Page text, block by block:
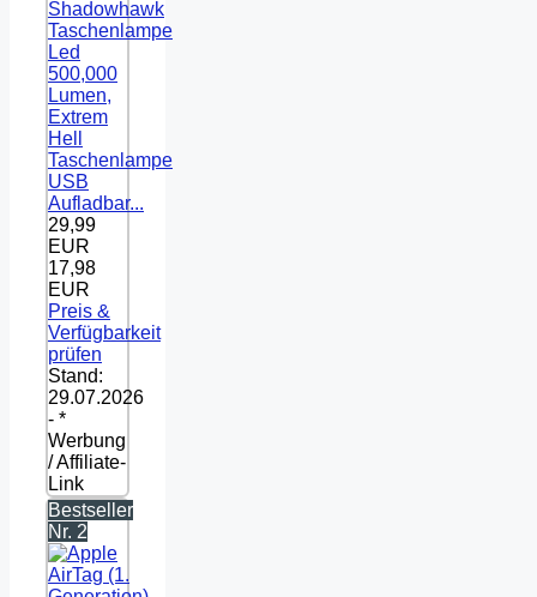
Shadowhawk
Taschenlampe
Led
500,000
Lumen,
Extrem
Hell
Taschenlampe
USB
Aufladbar...
29,99
EUR
17,98
EUR
Preis &
Verfügbarkeit
prüfen
Stand:
29.07.2026
- *
Werbung
/ Affiliate-
Link
Bestseller
Nr. 2